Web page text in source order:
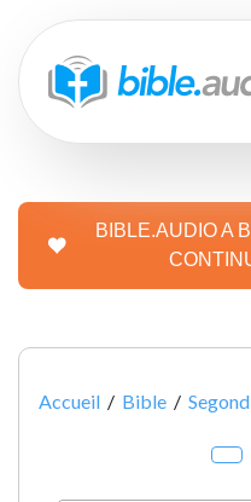
BIBLE.AUDIO A
Accueil / Bible /